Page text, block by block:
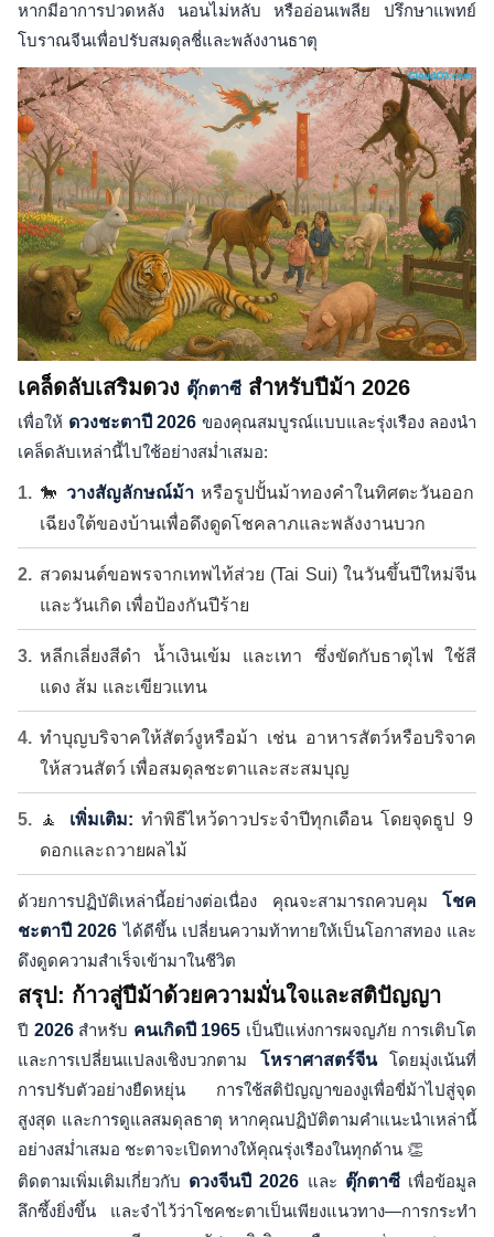
หากมีอาการปวดหลัง นอนไม่หลับ หรืออ่อนเพลีย ปรึกษาแพทย์
โบราณจีนเพื่อปรับสมดุลชี่และพลังงานธาตุ
เคล็ดลับเสริมดวง ตุ๊กตาซี สำหรับปีม้า 2026
เพื่อให้ ดวงชะตาปี 2026 ของคุณสมบูรณ์แบบและรุ่งเรือง ลองนำ
เคล็ดลับเหล่านี้ไปใช้อย่างสม่ำเสมอ:
🐎 วางสัญลักษณ์ม้า หรือรูปปั้นม้าทองคำในทิศตะวันออก
เฉียงใต้ของบ้านเพื่อดึงดูดโชคลาภและพลังงานบวก
สวดมนต์ขอพรจากเทพไท้ส่วย (Tai Sui) ในวันขึ้นปีใหม่จีน
และวันเกิด เพื่อป้องกันปีร้าย
หลีกเลี่ยงสีดำ น้ำเงินเข้ม และเทา ซึ่งขัดกับธาตุไฟ ใช้สี
แดง ส้ม และเขียวแทน
ทำบุญบริจาคให้สัตว์งูหรือม้า เช่น อาหารสัตว์หรือบริจาค
ให้สวนสัตว์ เพื่อสมดุลชะตาและสะสมบุญ
🧘 เพิ่มเติม: ทำพิธีไหว้ดาวประจำปีทุกเดือน โดยจุดธูป 9
ดอกและถวายผลไม้
ด้วยการปฏิบัติเหล่านี้อย่างต่อเนื่อง คุณจะสามารถควบคุม โชค
ชะตาปี 2026 ได้ดีขึ้น เปลี่ยนความท้าทายให้เป็นโอกาสทอง และ
ดึงดูดความสำเร็จเข้ามาในชีวิต
สรุป: ก้าวสู่ปีม้าด้วยความมั่นใจและสติปัญญา
ปี 2026สำหรับ คนเกิดปี 1965 เป็นปีแห่งการผจญภัย การเติบโต
และการเปลี่ยนแปลงเชิงบวกตาม โหราศาสตร์จีนโดยมุ่งเน้นที่
การปรับตัวอย่างยืดหยุ่น การใช้สติปัญญาของงูเพื่อขี่ม้าไปสู่จุด
สูงสุด และการดูแลสมดุลธาตุ หากคุณปฏิบัติตามคำแนะนำเหล่านี้
อย่างสม่ำเสมอ ชะตาจะเปิดทางให้คุณรุ่งเรืองในทุกด้าน 👏
ติดตามเพิ่มเติมเกี่ยวกับ ดวงจีนปี 2026 และ ตุ๊กตาซีเพื่อข้อมูล
ลึกซึ้งยิ่งขึ้น และจำไว้ว่าโชคชะตาเป็นเพียงแนวทาง—การกระทำ